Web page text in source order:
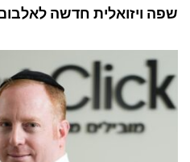
שפה ויזואלית חדשה